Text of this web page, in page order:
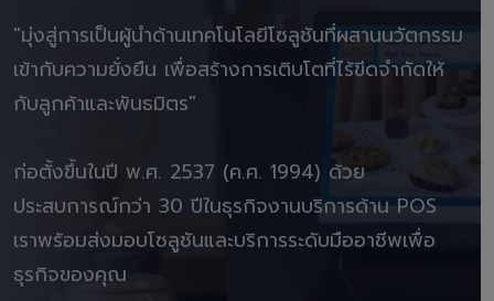
"มุ่งสู่การเป็นผู้นำด้านเทคโนโลยีโซลูชันที่ผสานนวัตกรรม
เข้ากับความยั่งยืน เพื่อสร้างการเติบโตที่ไร้ขีดจำกัดให้
กับลูกค้าและพันธมิตร"
ก่อตั้งขึ้นในปี พ.ศ. 2537 (ค.ศ. 1994) ด้วย
ประสบการณ์กว่า 30 ปีในธุรกิจงานบริการด้าน POS
เราพร้อมส่งมอบโซลูชันและบริการระดับมืออาชีพเพื่อ
ธุรกิจของคุณ